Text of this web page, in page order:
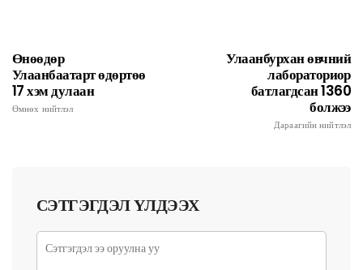
Өнөөдөр
Улаанбаатарт өдөртөө
17 хэм дулаан
Өмнөх нийтлэл
Улаанбурхан өвчний
лабораториор
батлагдсан 1360
болжээ
Дараагийн нийтлэл
СЭТГЭГДЭЛ ҮЛДЭЭХ